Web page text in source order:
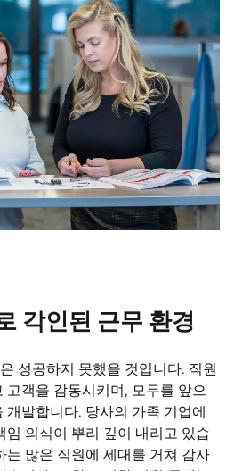
각인된 근무 환경
성공하지 못했을 것입니다. 직원
고객을 감동시키며, 모두를 앞으
발합니다. 당사의 가족 기업에
임 의식이 뿌리 깊이 내리고 있습
는 많은 직원에 세대를 거쳐 감사